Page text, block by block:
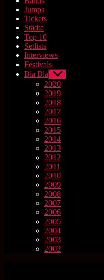
Jumps
Tickets
Städte
Top 10
Setlists
Interviews
Festivals
Bla Bla Untermenü
anzeigen
2020
2019
2018
2017
2016
2015
2014
2013
2012
2011
2010
2009
2008
2007
2006
2005
2004
2003
2002